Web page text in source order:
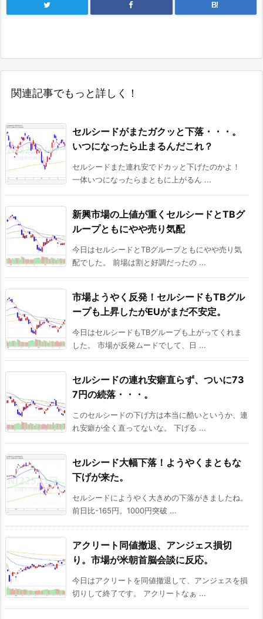
B!
関連記事でもっと詳しく！
セルシードがまたガクッと下落・・・。
いつになったら止まるんだこれ？
セルシードまた連れ安でドカッと下げたのかよ！
一体いつになったらまともに上がるん ...
新興市場の上値が重くセルシードとTBグ
ループともにやや売り気配
今日はセルシードとTBグループともにやや売り気
配でした。 前場は割と好調だったの ...
市場ようやく反発！セルシードもTBグル
ープも上昇したがEUがまだ不安定。
今日はセルシードもTBグループも上がってくれま
した。 市場が反発ムードでして、日 ...
セルシードの連れ安癖直らず、ついに73
7円の続落・・・。
このセルシードの下げ方は本当に酷いというか、連
れ安癖が全く直ってないな。 下げる ...
セルシード大幅下落！ようやくまともな
下げが来た。
セルシードにようやく大きめの下落がきましたね。
前日比-165円。1000円突破 ...
アクリート同値撤退、アンジェス損切
り。市場が米朝首脳会談に反応。
今日はアクリートを同値撤退して、アンジェスを損
切りして終了です。 アクリートなぁ ...